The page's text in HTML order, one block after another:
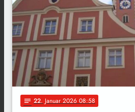
notes 22. Januar 2026 08:58